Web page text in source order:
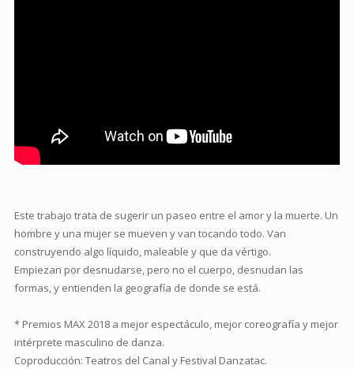
Este trabajo trata de sugerir un paseo entre el amor y la muerte. Un
hombre y una mujer se mueven y van tocando todo. Van
construyendo algo líquido, maleable y que da vértigo.
Empiezan por desnudarse, pero no el cuerpo, desnudan las
formas, y entienden la geografía de donde se está.
* Premios MAX 2018 a mejor espectáculo, mejor coreografía y mejor
intérprete masculino de danza.
Coproducción: Teatros del Canal y Festival Danzatac.